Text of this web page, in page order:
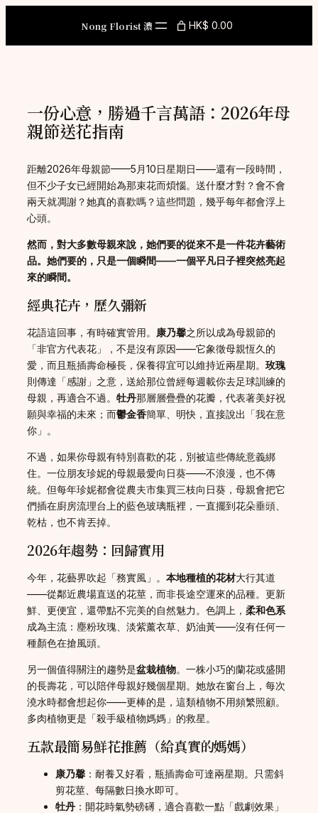
Nong Florist 濃 HK$ 0.00
一份心意，勝過千言萬語：2026年母
親節送花指南
距離2026年母親節——5月10日星期日——還有一段時間，
但不少子女已經開始為那束花而煩惱。送什麼才對？會不會
兩天就凋謝？她真的喜歡嗎？這些問題，幾乎每年都會浮上
心頭。
然而，對大多數母親來說，她們要的從來不是一件花卉藝術
品。她們要的，只是一個瞬間——一個平凡日子裡突然亮起
來的瞬間。
經典花卉，歷久彌新
花語這回事，有時確實管用。 康乃馨之所以成為母親節的
「非官方代表花」，不是沒有原因——它象徵母親恆久的
愛，而且瓶插壽命極長，保養得宜可以維持近兩星期。 玫瑰
則傳達「感謝」之意，送給那位曾經每週載你去足球訓練的
母親，再適合不過。 牡丹那層層疊疊的花瓣，代表著美好祝
願與幸福的未來；而鬱金香簡單、明快，直接說出「我在意
你」。
不過，如果你母親有特別喜歡的花，別被這些傳統意義綁
住。一位朋友珍妮的母親最愛向日葵——不浪漫，也不傳
統。但每年珍妮都會從農夫市集買三枝向日葵，母親會把它
們插在廚房流理台上的藍色玻璃瓶裡，一直擺到花朵垂頭、
乾枯，也不肯丟掉。
2026年趨勢：回歸實用
今年，花藝界吹起「務實風」。 本地種植的花材大行其道
——從鄰近農場直送的花莖，而非長途空運來的品種。更新
鮮、更便宜，還帶點不完美的自然魅力。色調上， 柔和色系
成為主流：塵粉玫瑰、淡紫薰衣草、奶油黃——沒有任何一
種顏色在搶風頭。
另一個值得關注的趨勢是盆栽植物。一株小巧的蘭花或盛開
的長壽花，可以陪伴母親好幾個星期。她放在窗台上，每次
澆水時都會想起你——更棒的是，這類植物不用頻繁照顧。
多肉植物更是「殺手級植物媽媽」的救星。
五款最簡易鮮花推薦（給真實的媽媽）
康乃馨 ：耐養又好看，瓶插壽命可達兩星期。只需斜
剪花莖、每隔數日換水即可。
牡丹 ：開花時氣勢磅礡，適合喜歡一點「戲劇效果」